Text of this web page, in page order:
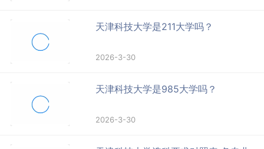
天津科技大学是211大学吗？
2026-3-30
天津科技大学是985大学吗？
2026-3-30